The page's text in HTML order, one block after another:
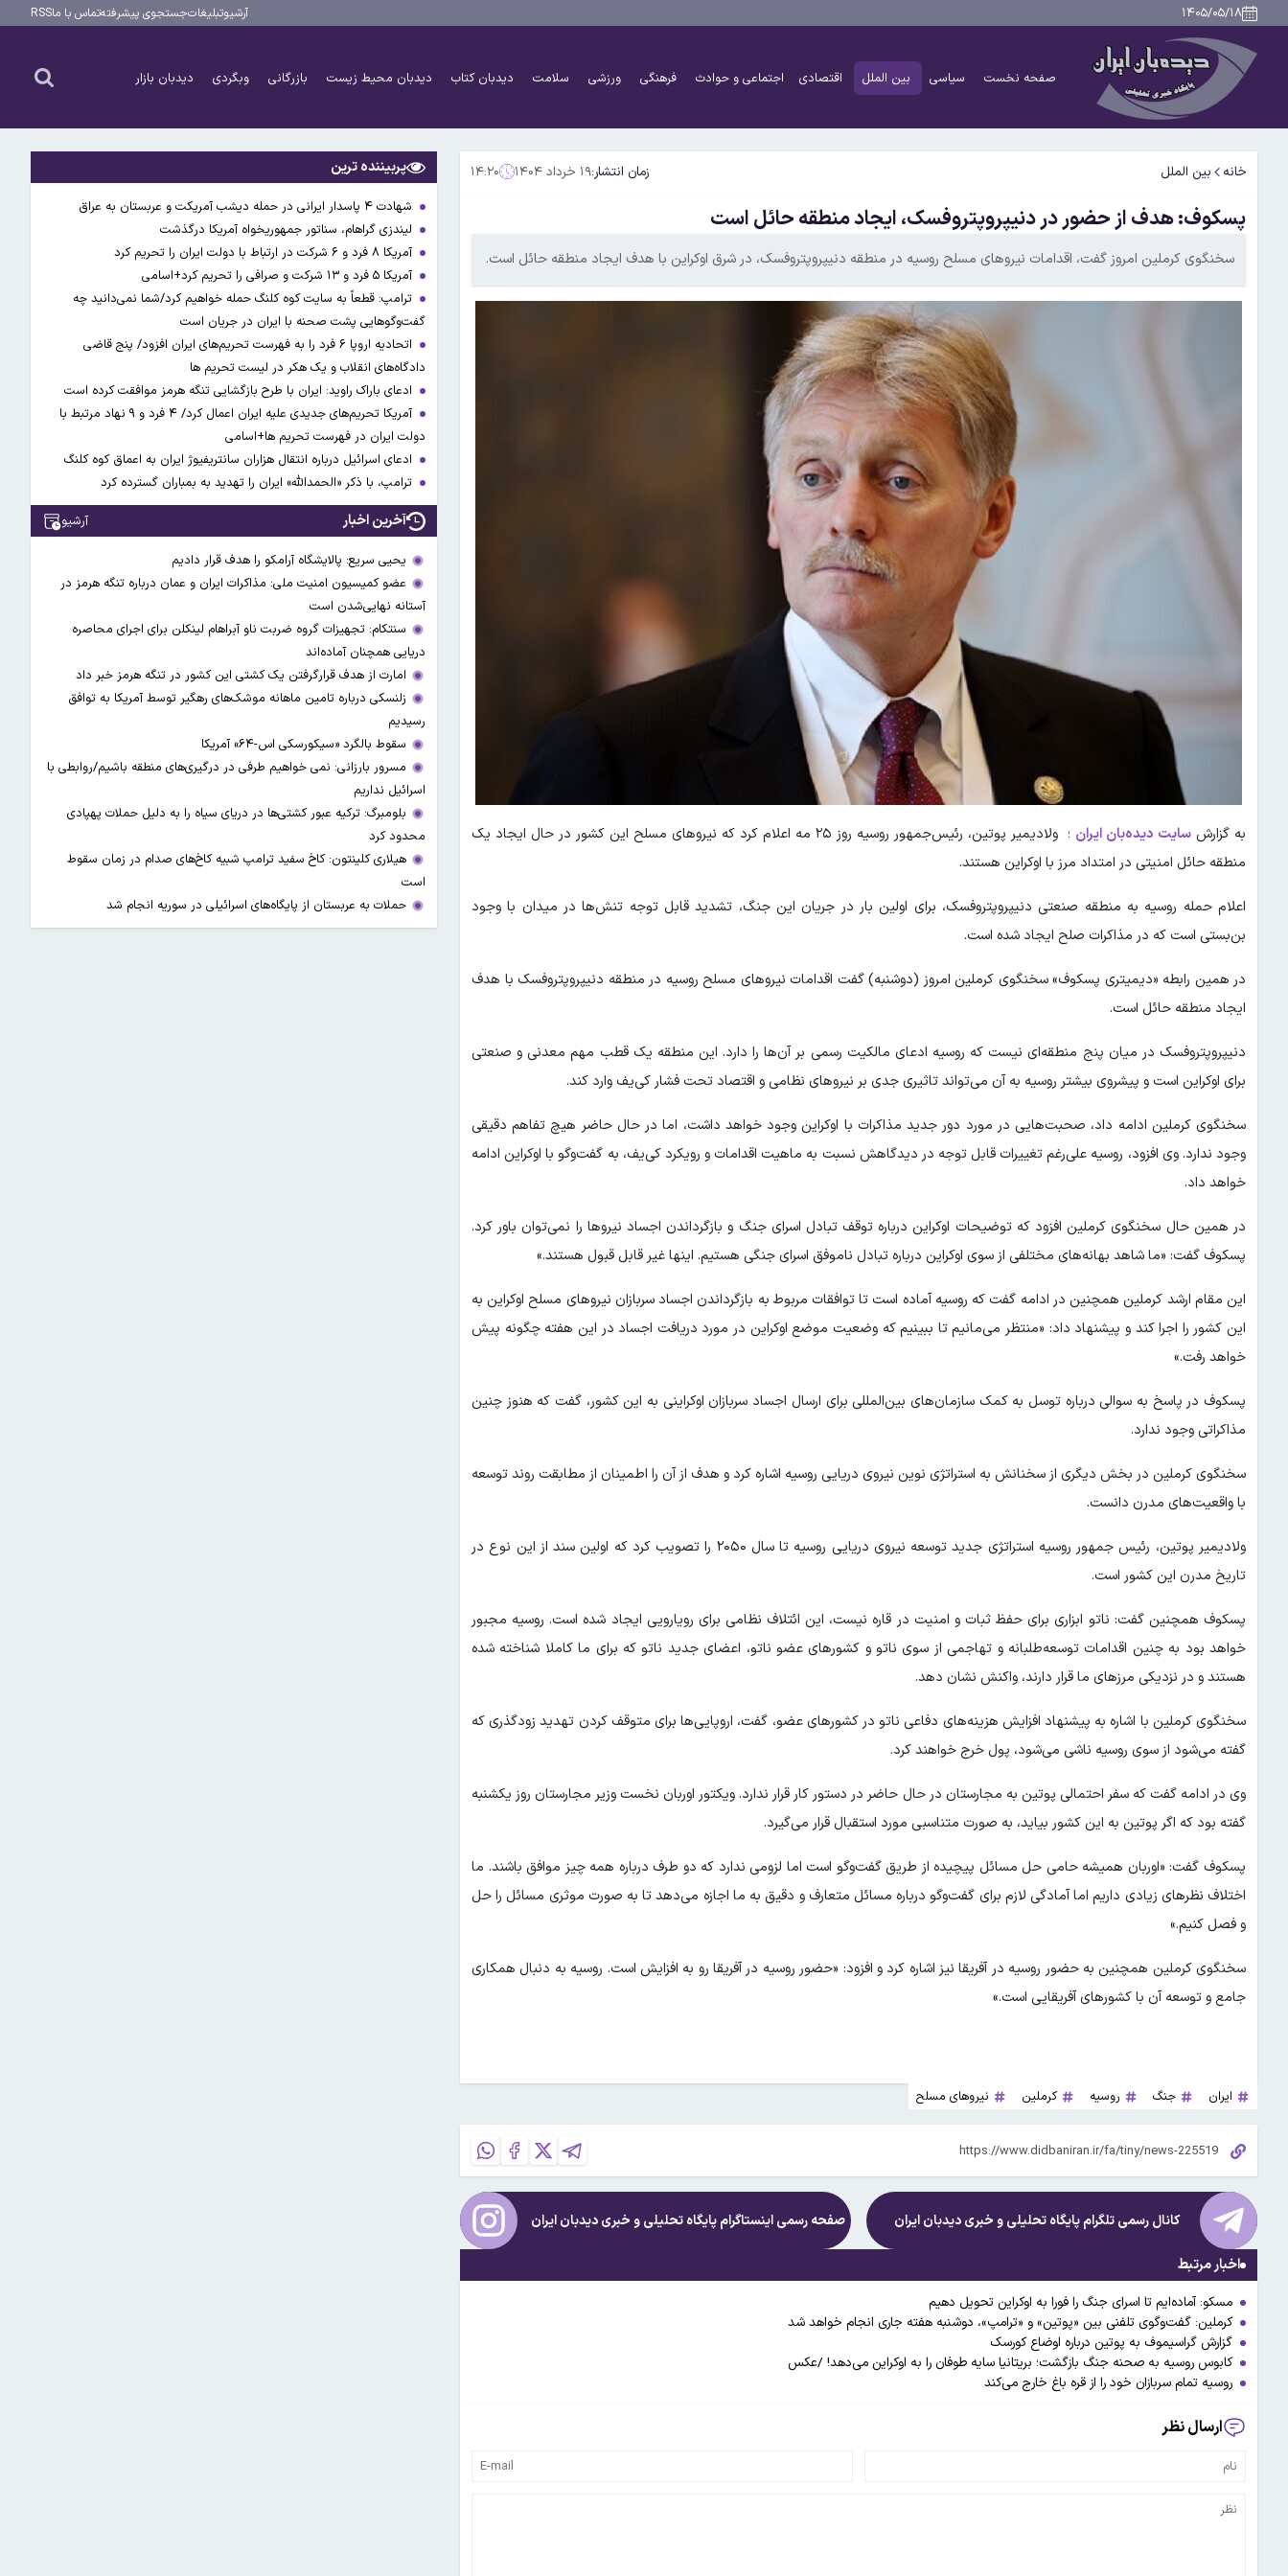
۱۴۰۵/۰۵/۱۸ آرشیوتبلیغاتجستجوی پیشرفتهتماس با ماRSS
صفحه نخست سیاسی بین الملل اقتصادی اجتماعی و حوادث فرهنگی ورزشی سلامت دیدبان کتاب دیدبان محیط زیست بازرگانی وبگردی دیدبان بازار
خانه بین الملل زمان انتشار:۱۹ خرداد ۱۴۰۴ ۱۴:۲۰
پسکوف: هدف از حضور در دنیپروپتروفسک، ایجاد منطقه حائل است
سخنگوی کرملین امروز گفت، اقدامات نیروهای مسلح روسیه در منطقه دنیپروپتروفسک، در شرق اوکراین با هدف ایجاد منطقه حائل است.
به گزارش سایت دیده‌بان ایران
؛ ولادیمیر پوتین، رئیس‌جمهور روسیه روز ۲۵ مه اعلام کرد که نیروهای مسلح این کشور در حال ایجاد یک
منطقه حائل امنیتی در امتداد مرز با اوکراین هستند.
اعلام حمله روسیه به منطقه صنعتی دنیپروپتروفسک، برای اولین بار در جریان این جنگ، تشدید قابل توجه تنش‌ها در میدان با وجود
بن‌بستی است که در مذاکرات صلح ایجاد شده است.
در همین رابطه «دیمیتری پسکوف» سخنگوی کرملین امروز (دوشنبه) گفت اقدامات نیروهای مسلح روسیه در منطقه دنیپروپتروفسک با هدف
ایجاد منطقه حائل است.
دنیپروپتروفسک در میان پنج منطقه‌ای نیست که روسیه ادعای مالکیت رسمی بر آن‌ها را دارد. این منطقه یک قطب مهم معدنی و صنعتی
برای اوکراین است و پیشروی بیشتر روسیه به آن می‌تواند تاثیری جدی بر نیروهای نظامی و اقتصاد تحت فشار کی‌یف وارد کند.
سخنگوی کرملین ادامه داد، صحبت‌هایی در مورد دور جدید مذاکرات با اوکراین وجود خواهد داشت، اما در حال حاضر هیچ تفاهم دقیقی
وجود ندارد. وی افزود، روسیه علی‌رغم تغییرات قابل توجه در دیدگاهش نسبت به ماهیت اقدامات و رویکرد کی‌یف، به گفت‌وگو با اوکراین ادامه
خواهد داد.
در همین حال سخنگوی کرملین افزود که توضیحات اوکراین درباره توقف تبادل اسرای جنگ و بازگرداندن اجساد نیروها را نمی‌توان باور کرد.
پسکوف گفت: «ما شاهد بهانه‌های مختلفی از سوی اوکراین درباره تبادل ناموفق اسرای جنگی هستیم. اینها غیر قابل قبول هستند.»
این مقام ارشد کرملین همچنین در ادامه گفت که روسیه آماده است تا توافقات مربوط به بازگرداندن اجساد سربازان نیروهای مسلح اوکراین به
این کشور را اجرا کند و پیشنهاد داد: «منتظر می‌مانیم تا ببینیم که وضعیت موضع اوکراین در مورد دریافت اجساد در این هفته چگونه پیش
خواهد رفت.»
پسکوف در پاسخ به سوالی درباره توسل به کمک سازمان‌های بین‌المللی برای ارسال اجساد سربازان اوکراینی به این کشور، گفت که هنوز چنین
مذاکراتی وجود ندارد.
سخنگوی کرملین در بخش دیگری از سخنانش به استراتژی نوین نیروی دریایی روسیه اشاره کرد و هدف از آن را اطمینان از مطابقت روند توسعه
با واقعیت‌های مدرن دانست.
ولادیمیر پوتین، رئیس جمهور روسیه استراتژی جدید توسعه نیروی دریایی روسیه تا سال ۲۰۵۰ را تصویب کرد که اولین سند از این نوع در
تاریخ مدرن این کشور است.
پسکوف همچنین گفت: ناتو ابزاری برای حفظ ثبات و امنیت در قاره نیست، این ائتلاف نظامی برای رویارویی ایجاد شده است. روسیه مجبور
خواهد بود به چنین اقدامات توسعه‌طلبانه و تهاجمی از سوی ناتو و کشورهای عضو ناتو، اعضای جدید ناتو که برای ما کاملا شناخته شده
هستند و در نزدیکی مرزهای ما قرار دارند، واکنش نشان دهد.
سخنگوی کرملین با اشاره به پیشنهاد افزایش هزینه‌های دفاعی ناتو در کشورهای عضو، گفت، اروپایی‌ها برای متوقف کردن تهدید زودگذری که
گفته می‌شود از سوی روسیه ناشی می‌شود، پول خرج خواهند کرد.
وی در ادامه گفت که سفر احتمالی پوتین به مجارستان در حال حاضر در دستور کار قرار ندارد. ویکتور اوربان نخست وزیر مجارستان روز یکشنبه
گفته بود که اگر پوتین به این کشور بیاید، به صورت متناسبی مورد استقبال قرار می‌گیرد.
پسکوف گفت: «اوربان همیشه حامی حل مسائل پیچیده از طریق گفت‌وگو است اما لزومی ندارد که دو طرف درباره همه چیز موافق باشند. ما
اختلاف نظرهای زیادی داریم اما آمادگی لازم برای گفت‌وگو درباره مسائل متعارف و دقیق به ما اجازه می‌دهد تا به صورت موثری مسائل را حل
و فصل کنیم.»
سخنگوی کرملین همچنین به حضور روسیه در آفریقا نیز اشاره کرد و افزود: «حضور روسیه در آفریقا رو به افزایش است. روسیه به دنبال همکاری
جامع و توسعه آن با کشورهای آفریقایی است.»
ایران جنگ روسیه کرملین نیروهای مسلح
کانال رسمی تلگرام پایگاه تحلیلی و خبریدیدبان ایران صفحه رسمی اینستاگرام پایگاه تحلیلی و خبریدیدبان ایران
اخبار مرتبط
مسکو: آماده‌ایم تا اسرای جنگ را فورا به اوکراین تحویل دهیم
کرملین: گفت‌وگوی تلفنی بین «پوتین» و «ترامپ»، دوشنبه هفته جاری انجام خواهد شد
گزارش گراسیموف به پوتین درباره اوضاع کورسک
کابوس روسیه به صحنه جنگ بازگشت؛ بریتانیا سایه طوفان را به اوکراین می‌دهد! /عکس
روسیه تمام سربازان خود را از قره باغ خارج می‌کند
ارسال نظر
پربیننده ترین
شهادت ۴ پاسدار ایرانی در حمله دیشب آمریکت و عربستان به عراق
لیندزی گراهام، سناتور جمهوریخواه آمریکا درگذشت
آمریکا ۸ فرد و ۶ شرکت در ارتباط با دولت ایران را تحریم کرد
آمریکا ۵ فرد و ۱۳ شرکت و صرافی را تحریم کرد+اسامی
ترامپ: قطعاً به سایت کوه کلنگ حمله خواهیم کرد/شما نمی‌دانید چه
گفت‌وگوهایی پشت صحنه با ایران در جریان است
اتحادیه اروپا ۶ فرد را به فهرست تحریم‌های ایران افزود/ پنج قاضی
دادگاه‌های انقلاب و یک هکر در لیست تحریم ها
ادعای باراک راوید: ایران با طرح بازگشایی تنگه هرمز موافقت کرده است
آمریکا تحریم‌های جدیدی علیه ایران اعمال کرد/ ۴ فرد و ۹ نهاد مرتبط با
دولت ایران در فهرست تحریم ها+اسامی
ادعای اسرائیل درباره انتقال هزاران سانتریفیوژ ایران به اعماق کوه کلنگ
ترامپ، با ذکر «الحمدالله» ایران را تهدید به بمباران گسترده کرد
آخرین اخبار آرشیو
یحیی سریع: پالایشگاه آرامکو را هدف قرار دادیم
عضو کمیسیون امنیت ملی: مذاکرات ایران و عمان درباره تنگه هرمز در
آستانه نهایی‌شدن است
سنتکام: تجهیزات گروه ضربت ناو آبراهام لینکلن برای اجرای محاصره
دریایی همچنان آماده‌اند
امارت از هدف قرارگرفتن یک کشتی این کشور در تنگه هرمز خبر داد
زلنسکی درباره تامین ماهانه موشک‌های رهگیر توسط آمریکا به توافق
رسیدیم
سقوط بالگرد «سیکورسکی اس-۶۴» آمریکا
مسرور بارزانی: نمی خواهیم طرفی در درگیری‌های منطقه باشیم/روابطی با
اسرائیل نداریم
بلومبرگ: ترکیه عبور کشتی‌ها در دریای سیاه را به دلیل حملات پهپادی
محدود کرد
هیلاری کلینتون: کاخ سفید ترامپ شبیه کاخ‌های صدام در زمان سقوط
است
حملات به عربستان از پایگاه‌های اسرائیلی در سوریه انجام شد